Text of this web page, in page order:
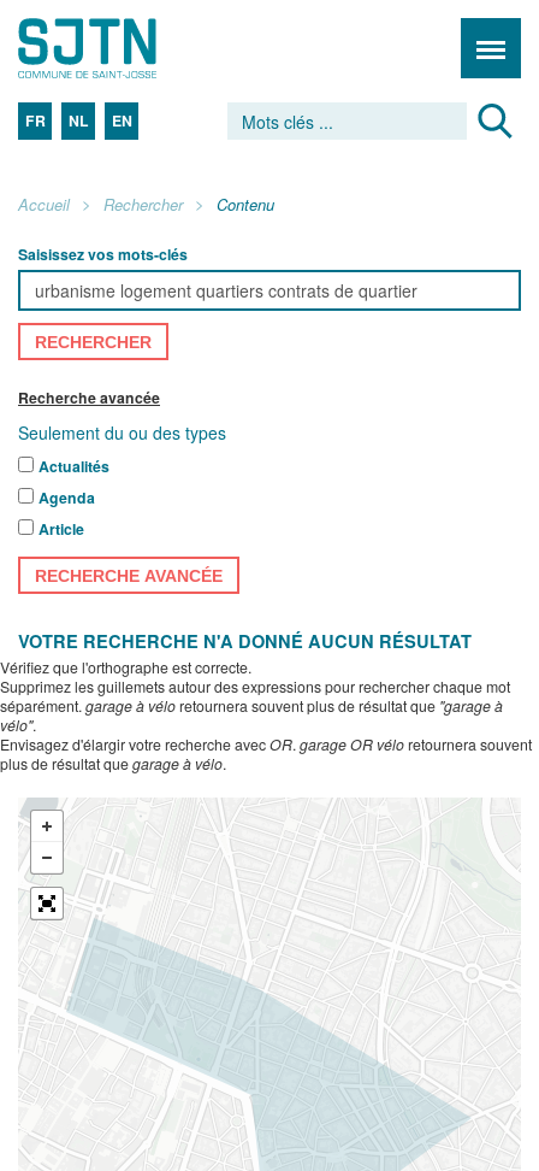
FR NL EN
Accueil Rechercher Contenu
Saisissez vos mots-clés
RECHERCHER
Recherche avancée
Seulement du ou des types
Actualités
Agenda
Article
RECHERCHE AVANCÉE
VOTRE RECHERCHE N'A DONNÉ AUCUN RÉSULTAT
Vérifiez que l'orthographe est correcte.
Supprimez les guillemets autour des expressions pour rechercher chaque mot
séparément. garage à véloretournera souvent plus de résultat que "garage à
vélo".
Envisagez d'élargir votre recherche avecOR. garage OR véloretournera souvent
plus de résultat quegarage à vélo.